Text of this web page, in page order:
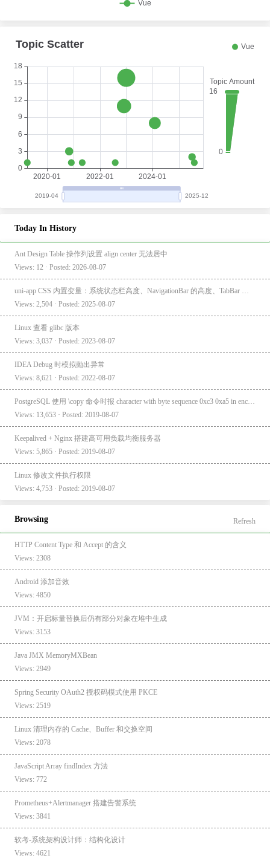
Today In History
Ant Design Table 操作列设置 align center 无法居中
Views: 12 · Posted: 2026-08-07
Views: 2,504 · Posted: 2025-08-07
Linux 查看 glibc 版本
Views: 3,037 · Posted: 2023-08-07
IDEA Debug 时模拟抛出异常
Views: 8,621 · Posted: 2022-08-07
Views: 13,653 · Posted: 2019-08-07
Keepalived + Nginx 搭建高可用负载均衡服务器
Views: 5,865 · Posted: 2019-08-07
Linux 修改文件执行权限
Views: 4,753 · Posted: 2019-08-07
Browsing Refresh
HTTP Content Type 和 Accept 的含义
Views: 2308
Android 添加音效
Views: 4850
JVM：开启标量替换后仍有部分对象在堆中生成
Views: 3153
Java JMX MemoryMXBean
Views: 2949
Spring Security OAuth2 授权码模式使用 PKCE
Views: 2519
Linux 清理内存的 Cache、Buffer 和交换空间
Views: 2078
JavaScript Array findIndex 方法
Views: 772
Prometheus+Alertmanager 搭建告警系统
Views: 3841
软考-系统架构设计师：结构化设计
Views: 4621